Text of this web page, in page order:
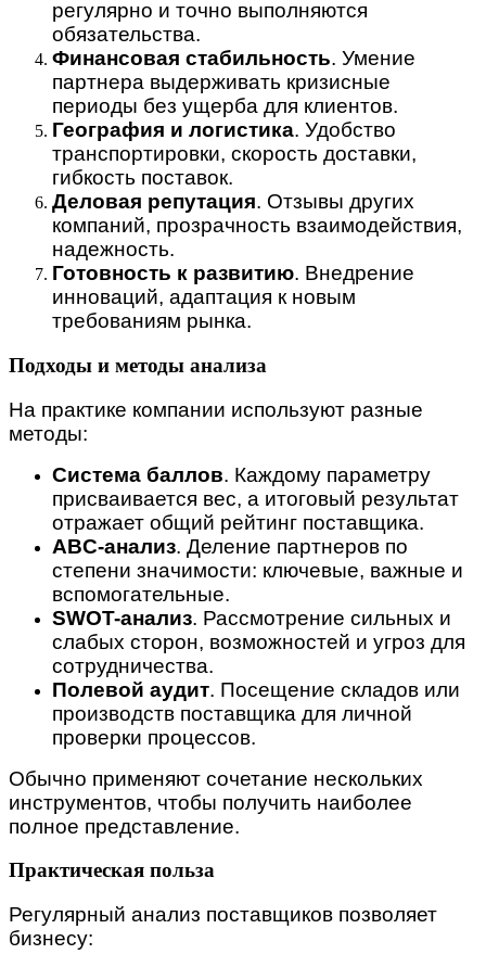
регулярно и точно выполняются
обязательства.
Финансовая стабильность. Умение
партнера выдерживать кризисные
периоды без ущерба для клиентов.
География и логистика. Удобство
транспортировки, скорость доставки,
гибкость поставок.
Деловая репутация. Отзывы других
компаний, прозрачность взаимодействия,
надежность.
Готовность к развитию. Внедрение
инноваций, адаптация к новым
требованиям рынка.
Подходы и методы анализа
На практике компании используют разные
методы:
Система баллов. Каждому параметру
присваивается вес, а итоговый результат
отражает общий рейтинг поставщика.
ABC-анализ. Деление партнеров по
степени значимости: ключевые, важные и
вспомогательные.
SWOT-анализ. Рассмотрение сильных и
слабых сторон, возможностей и угроз для
сотрудничества.
Полевой аудит. Посещение складов или
производств поставщика для личной
проверки процессов.
Обычно применяют сочетание нескольких
инструментов, чтобы получить наиболее
полное представление.
Практическая польза
Регулярный анализ поставщиков позволяет
бизнесу: